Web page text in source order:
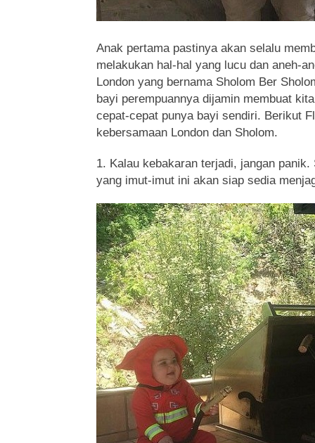
Anak pertama pastinya akan selalu
melakukan hal-hal yang lucu dan aneh-
London yang bernama Sholom Ber
bayi perempuannya dijamin membuat
cepat-cepat punya bayi sendiri. Berikut
kebersamaan London dan Sholom.
1. Kalau kebakaran terjadi, jangan
yang imut-imut ini akan siap sedia